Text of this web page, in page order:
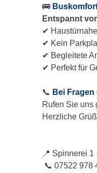
🚌
Entspannt
✔
✔ Kein
✔ Begleitete
✔ Perfekt für
📞 Bei
Rufen Sie uns
Herzliche
📍 Spinnerei 1
📞 07522